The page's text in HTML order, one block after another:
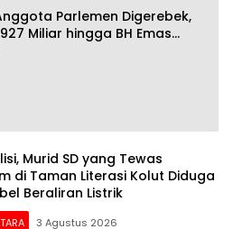
Parlemen Digerebek,
Miliar hingga BH Emas
Murid SD yang Tewas
di Taman Literasi Kolut Diduga
Beraliran Listrik
3 Agustus 2026